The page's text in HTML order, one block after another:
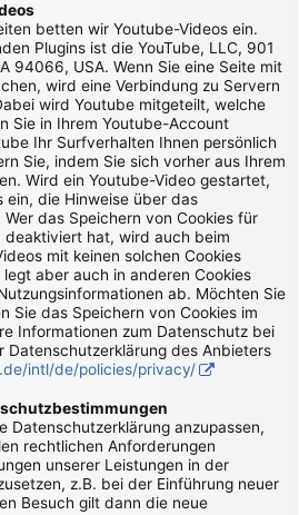
betten wir Youtube-Videos ein.
Plugins ist die YouTube, LLC, 901
94066, USA. Wenn Sie eine Seite mit
wird eine Verbindung zu Servern
wird Youtube mitgeteilt, welche
Sie in Ihrem Youtube-Account
Ihr Surfverhalten Ihnen persönlich
Sie, indem Sie sich vorher aus Ihrem
Wird ein Youtube-Video gestartet,
ein, die Hinweise über das
das Speichern von Cookies für
deaktiviert hat, wird auch beim
mit keinen solchen Cookies
aber auch in anderen Cookies
ab. Möchten Sie
Sie das Speichern von Cookies im
Informationen zum Datenschutz bei
Datenschutzerklärung des Anbieters
intl/de/policies/privacy/
Datenschutzerklärung anzupassen,
rechtlichen Anforderungen
unserer Leistungen in der
z.B. bei der Einführung neuer
Besuch gilt dann die neue